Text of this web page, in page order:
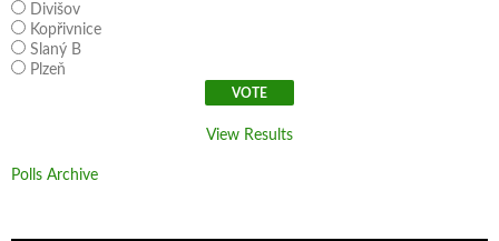
Divišov
Kopřivnice
Slaný B
Plzeň
View Results
Polls Archive